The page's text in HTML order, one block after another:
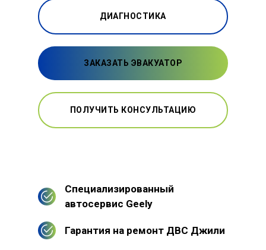
ДИАГНОСТИКА
ЗАКАЗАТЬ ЭВАКУАТОР
ПОЛУЧИТЬ КОНСУЛЬТАЦИЮ
Специализированный
автосервис Geely
Гарантия на ремонт ДВС Джили